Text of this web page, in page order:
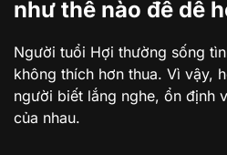
như thế nào để dễ
Người tuổi Hợi thường sống
không thích hơn thua. Vì vậy,
người biết lắng nghe, ổn định
của nhau.